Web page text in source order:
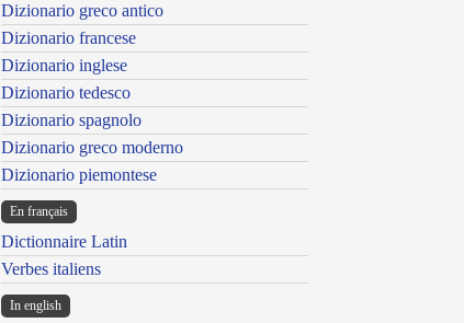
Dizionario greco antico
Dizionario francese
Dizionario inglese
Dizionario tedesco
Dizionario spagnolo
Dizionario greco moderno
Dizionario piemontese
En français
Dictionnaire Latin
Verbes italiens
In english